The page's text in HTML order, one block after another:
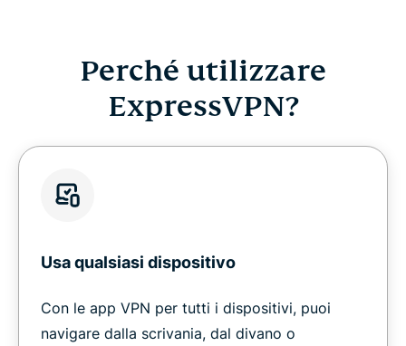
Perché utilizzare
ExpressVPN?
Usa qualsiasi dispositivo
Con le app VPN per tutti i dispositivi, puoi
navigare dalla scrivania, dal divano o